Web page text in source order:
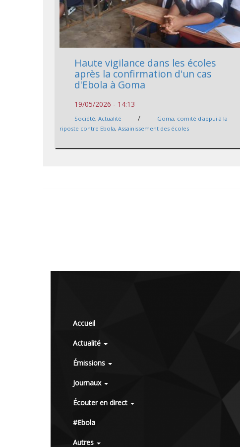
Haute vigilance dans les écoles
après la confirmation d'un cas
d'Ebola à Goma
19/05/2026 - 14:13
Société,Actualité / Goma, comité d'appui à la
riposte contre Ebola,Assainissement des écoles
Accueil
Actualité
Émissions
Journaux
Écouter en direct
#Ebola
Autres